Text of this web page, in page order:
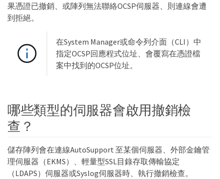
果憑證已撤銷、或陣列無法聯絡OCSP伺服器、則連線會遭
到拒絕。
在System Manager或命令列介面（CLI）中
指定OCSP回應程式位址、會覆寫在憑證檔
案中找到的OCSP位址。
哪些類型的伺服器會啟用撤銷檢
查？
儲存陣列會在連線AutoSupport 至某個伺服器、外部金鑰管
理伺服器（EKMS）、輕量型SSL目錄存取傳輸協定
（LDAPS）伺服器或Syslog伺服器時、執行撤銷檢查。